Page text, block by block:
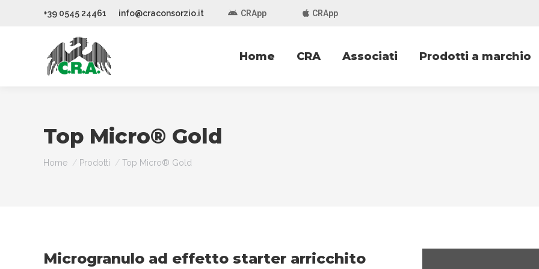
+39 0545 24461 info@craconsorzio.it CRApp CRApp
Home CRA Associati Prodotti a marchio
Top Micro® Gold
You are here:
Home Prodotti Top Micro® Gold
Microgranulo ad effetto starter arricchito